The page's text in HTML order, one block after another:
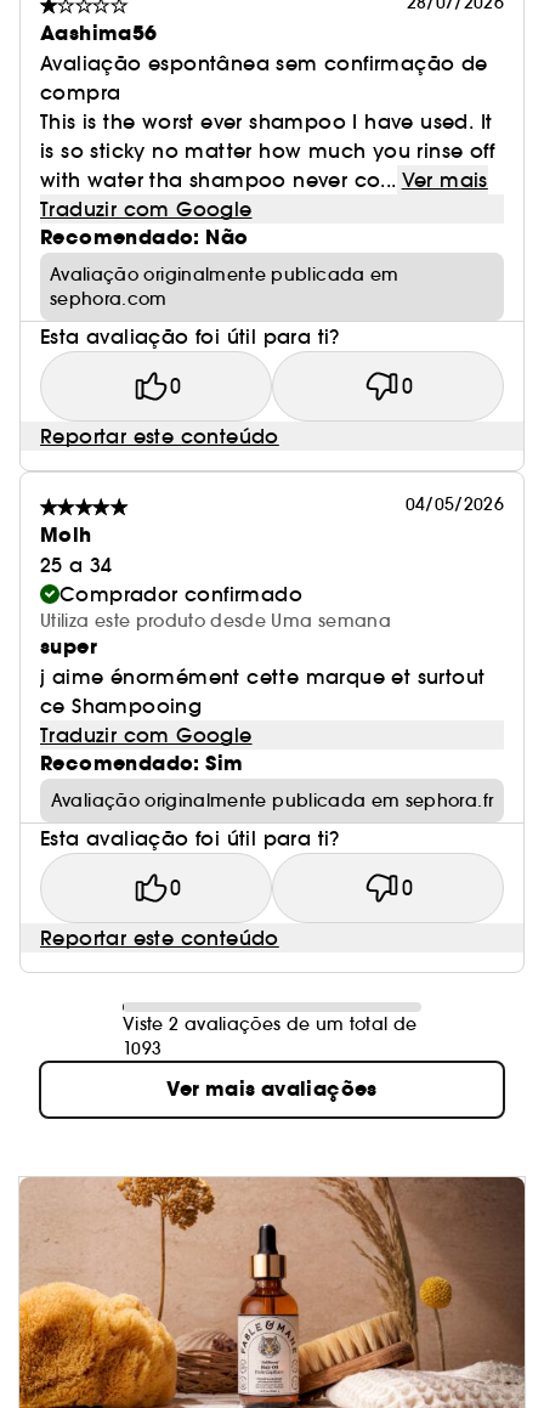
Aashima56
Avaliação espontânea sem confirmação de
compra
This is the worst ever shampoo I have used. It
is so sticky no matter how much you rinse off
with water tha shampoo never co... Ver mais
Traduzir com Google
Recomendado: Não
Avaliação originalmente publicada em
sephora.com
Esta avaliação foi útil para ti?
0 0
Reportar este conteúdo
04/05/2026
Molh
25 a 34
Comprador confirmado
Utiliza este produto desde Uma semana
super
j aime énormément cette marque et surtout
ce Shampooing
Traduzir com Google
Recomendado: Sim
Avaliação originalmente publicada em sephora.fr
Esta avaliação foi útil para ti?
0 0
Reportar este conteúdo
Viste 2 avaliações de um total de
1093
Ver mais avaliações